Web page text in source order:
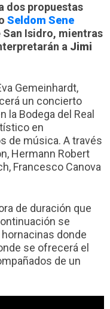
dos propuestas
Seldom Sene
San Isidro, mientras
a Jimi
Gemeinhardt,
un concierto
Bodega del Real
en
de música. A través
Hermann Robert
Francesco Canova
de duración que
se
donde
se ofrecerá el
de un